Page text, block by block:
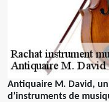
Antiquaire M. David,
d’instruments de